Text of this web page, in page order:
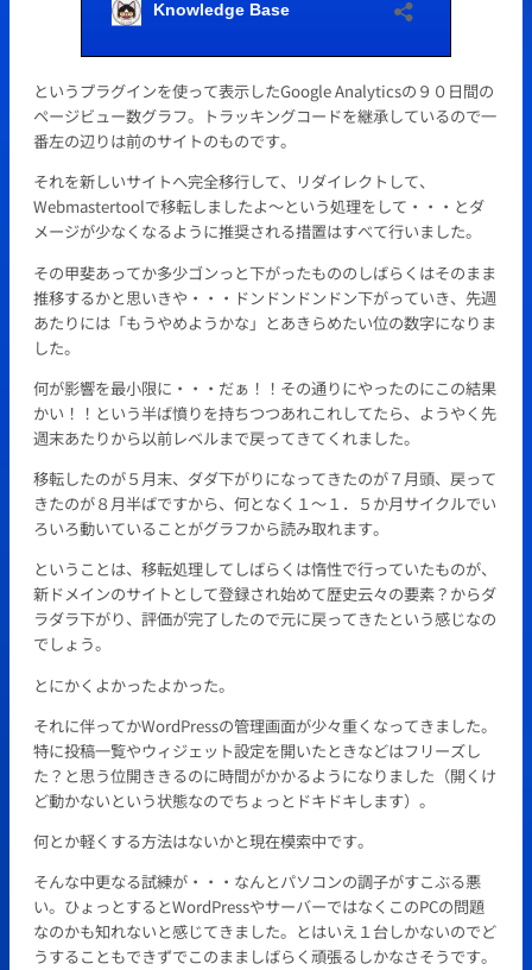
というプラグインを使って表示したGoogle Analyticsの９０日間の
ページビュー数グラフ。トラッキングコードを継承しているので一
番左の辺りは前のサイトのものです。
それを新しいサイトへ完全移行して、リダイレクトして、
Webmastertoolで移転しましたよ～という処理をして・・・とダ
メージが少なくなるように推奨される措置はすべて行いました。
その甲斐あってか多少ゴンっと下がったもののしばらくはそのまま
推移するかと思いきや・・・ドンドンドンドン下がっていき、先週
あたりには「もうやめようかな」とあきらめたい位の数字になりま
した。
何が影響を最小限に・・・だぁ！！その通りにやったのにこの結果
かい！！という半ば憤りを持ちつつあれこれしてたら、ようやく先
週末あたりから以前レベルまで戻ってきてくれました。
移転したのが５月末、ダダ下がりになってきたのが７月頭、戻って
きたのが８月半ばですから、何となく１～１．５か月サイクルでい
ろいろ動いていることがグラフから読み取れます。
ということは、移転処理してしばらくは惰性で行っていたものが、
新ドメインのサイトとして登録され始めて歴史云々の要素？からダ
ラダラ下がり、評価が完了したので元に戻ってきたという感じなの
でしょう。
とにかくよかったよかった。
それに伴ってかWordPressの管理画面が少々重くなってきました。
特に投稿一覧やウィジェット設定を開いたときなどはフリーズし
た？と思う位開ききるのに時間がかかるようになりました（開くけ
ど動かないという状態なのでちょっとドキドキします）。
何とか軽くする方法はないかと現在模索中です。
そんな中更なる試練が・・・なんとパソコンの調子がすこぶる悪
い。ひょっとするとWordPressやサーバーではなくこのPCの問題
なのかも知れないと感じてきました。とはいえ１台しかないのでど
うすることもできずでこのまましばらく頑張るしかなさそうです。